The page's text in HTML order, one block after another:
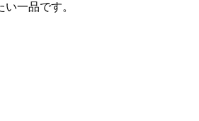
一品です。